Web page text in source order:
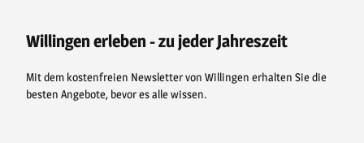
o
k
e
s
e
r
a
Willingen erleben - zu jeder Jahreszeit
Mit dem kostenfreien Newsletter von Willingen erhalten Sie die
besten Angebote, bevor es alle wissen.